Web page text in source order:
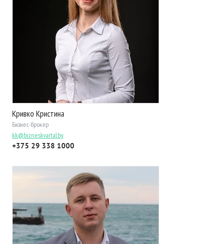
Кривко Кристина
Бизнес-брокер
kk@bizneskvartal.by
+375 29 338 1000